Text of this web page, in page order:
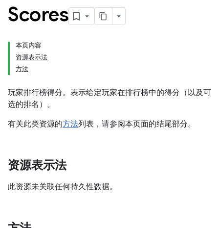
Scores
本页内容
资源表示法
方法
玩家排行榜得分。表示给定玩家在排行榜中的得分（以及可
选的排名）。
有关此类资源的方法列表，请参阅本页面的结尾部分。
资源表示法
此资源未关联任何持久性数据。